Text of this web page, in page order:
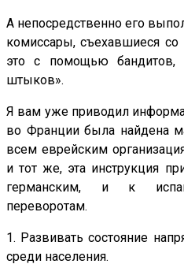
А непосредственно его
комиссары, съехавшиеся
это с помощью бандитов,
штыков».
Я вам уже приводил
во Франции была найдена
всем еврейским
и тот же, эта инструкция
германским, и к
переворотам.
1. Развивать состояние
среди населения.